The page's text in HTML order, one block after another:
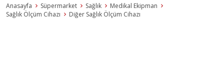
Anasayfa Süpermarket Sağlık
Medikal Ekipman
Sağlık Ölçüm Cihazı
Diğer Sağlık Ölçüm Cihazı